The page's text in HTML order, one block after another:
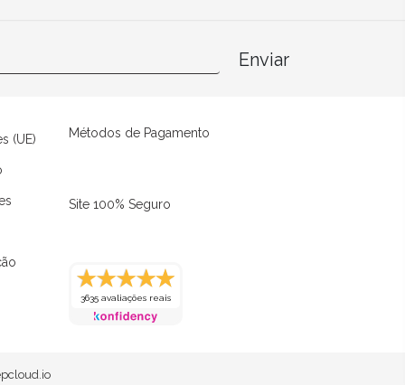
Enviar
(UE) Métodos de Pagamento
Site 100% Seguro
3635 avaliações reais